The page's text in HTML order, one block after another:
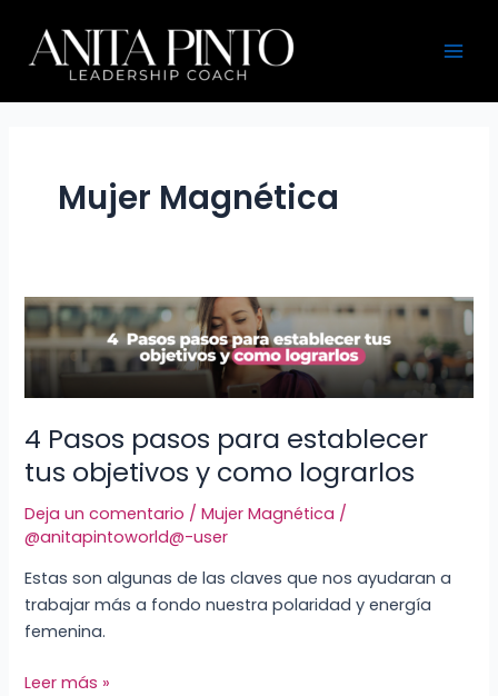
contenido
Mujer Magnética
4 Pasos pasos para establecer
tus objetivos y como lograrlos
Deja un comentario /Mujer Magnética /
@anitapintoworld@-user
Estas son algunas de las claves que nos ayudaran a
trabajar más a fondo nuestra polaridad y energía
femenina.
4
Pasos
pasos
tus
objetivos
como
lograrlos
Leer más »